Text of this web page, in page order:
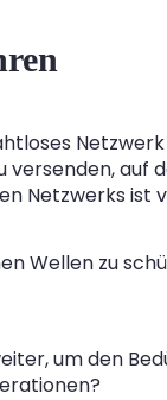
auf
Netzwerks ist
Wellen zu
um den